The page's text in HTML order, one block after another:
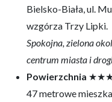
Bielsko-Biała, ul.
wzgórza Trzy Lipki.
Spokojna, zielona
centrum miasta i
Powierzchnia
47 metrowe